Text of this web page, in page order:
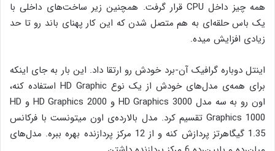
همه چیز داخل CPU قرار گرفت. همچنین زیر ساخت‌های داخلی با
یک باس حلقه‌ای به هم متصل شدن که این کار پهنای باند رو تا حد
زیادی افزایش میده.
اینتل دوباره گرافیک آن-برد خودش رو ارتقا داد. این بار به جای اینکه
برای همه‌ی مدل‌های خودش از یک نوع HD Graphic استفاده کنه،
اون رو به سه مدل HD Graphics 3000 و HD Graphics 2000 و HD
Graphics 1000 تقسیم کرد. مدل بالارده‌ی اون میتونست با فرکانس
1.35 گیگاهرتز پردازش کنه و از 12 مرکز پردازنده بهره ببره. مدل‌های